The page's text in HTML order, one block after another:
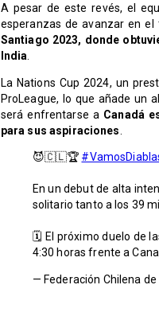
A pesar de este revés, el
esperanzas de avanzar en
Santiago 2023, donde
India
La Nations Cup 2024, un
ProLeague, lo que añade un
será enfrentarse a Canadá
para sus aspiraciones
😈🇨🇱🏆
En un debut de alta
solitario tanto a los 39
🗓️ El próximo duelo de
4:30 horas frente a
— Federación Chilena